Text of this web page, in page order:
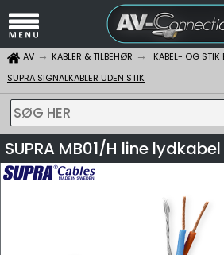
AV KABLER & TILBEHØR KABEL- OG STIK
SUPRA SIGNALKABLER UDEN STIK
SØG HER
SUPRA MB01/H line lydkabel